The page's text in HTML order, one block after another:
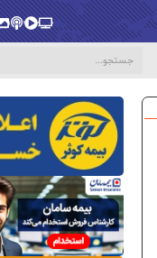
پخش‌زندهویدیو
پادکستگالری